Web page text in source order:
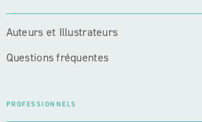
Auteurs et Illustrateurs
Questions fréquentes
PROFESSIONNELS